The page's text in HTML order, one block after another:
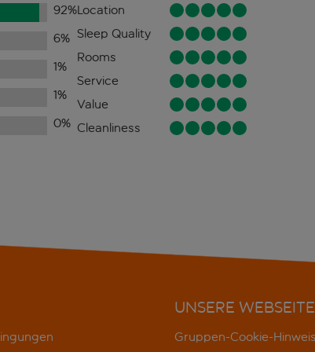
92%
6%
1%
1%
0%
Location
Sleep Quality
Rooms
Service
Value
Cleanliness
UNSERE WEBSEITE
Gruppen-Cookie-